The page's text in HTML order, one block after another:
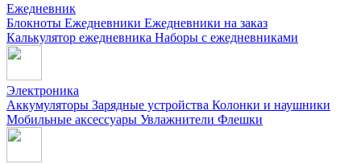
Ежедневник
Блокноты Ежедневники Ежедневники на заказ
Калькулятор ежедневника Наборы с ежедневниками
Электроника
Аккумуляторы Зарядные устройства Колонки и наушники
Мобильные аксессуары Увлажнители Флешки